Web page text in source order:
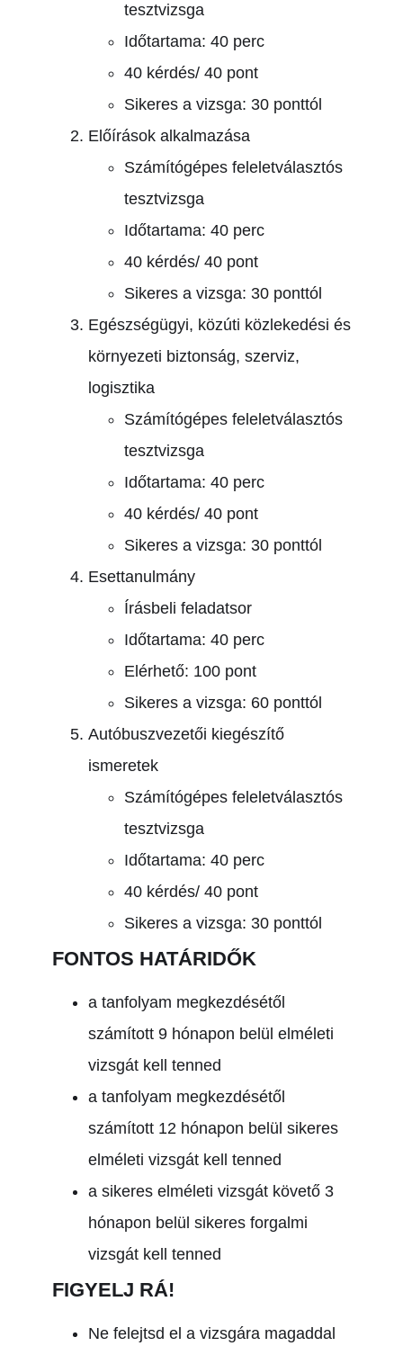
tesztvizsga
Időtartama: 40 perc
40 kérdés/ 40 pont
Sikeres a vizsga: 30 ponttól
Előírások alkalmazása
Számítógépes feleletválasztós
tesztvizsga
Időtartama: 40 perc
40 kérdés/ 40 pont
Sikeres a vizsga: 30 ponttól
Egészségügyi, közúti közlekedési és
környezeti biztonság, szerviz,
logisztika
Számítógépes feleletválasztós
tesztvizsga
Időtartama: 40 perc
40 kérdés/ 40 pont
Sikeres a vizsga: 30 ponttól
Esettanulmány
Írásbeli feladatsor
Időtartama: 40 perc
Elérhető: 100 pont
Sikeres a vizsga: 60 ponttól
Autóbuszvezetői kiegészítő
ismeretek
Számítógépes feleletválasztós
tesztvizsga
Időtartama: 40 perc
40 kérdés/ 40 pont
Sikeres a vizsga: 30 ponttól
FONTOS HATÁRIDŐK
a tanfolyam megkezdésétől
számított 9 hónapon belül elméleti
vizsgát kell tenned
a tanfolyam megkezdésétől
számított 12 hónapon belül sikeres
elméleti vizsgát kell tenned
a sikeres elméleti vizsgát követő 3
hónapon belül sikeres forgalmi
vizsgát kell tenned
FIGYELJ RÁ!
Ne felejtsd el a vizsgára magaddal